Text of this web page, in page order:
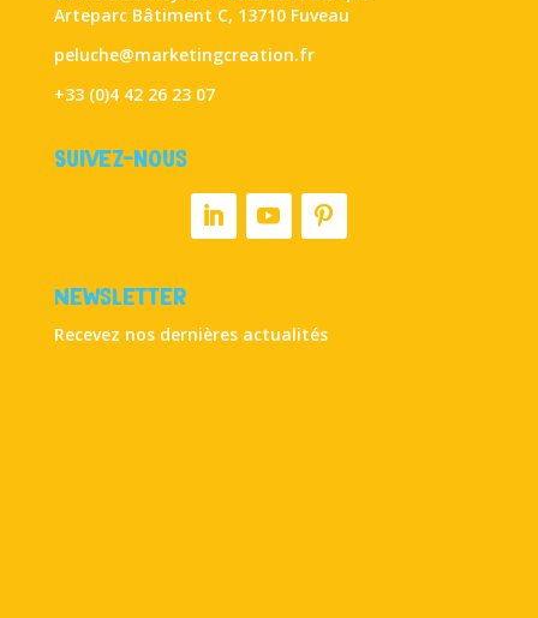
Arteparc Bâtiment C, 13710 Fuveau
peluche@marketingcreation.fr
+33 (0)4 42 26 23 07
Suivez-nous
Newsletter
Recevez nos dernières actualités